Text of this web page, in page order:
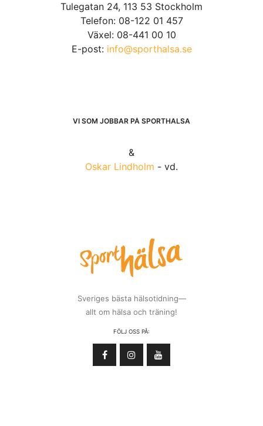
Tulegatan 24, 113 53 Stockholm
Telefon: 08-122 01 457
Växel: 08-441 00 10
E-post: info@sporthalsa.se
VI SOM JOBBAR PÅ SPORTHÄLSA
&
Oskar Lindholm - vd.
Sveriges bästa hälsotidning—
allt om hälsa och träning!
FÖLJ OSS PÅ: